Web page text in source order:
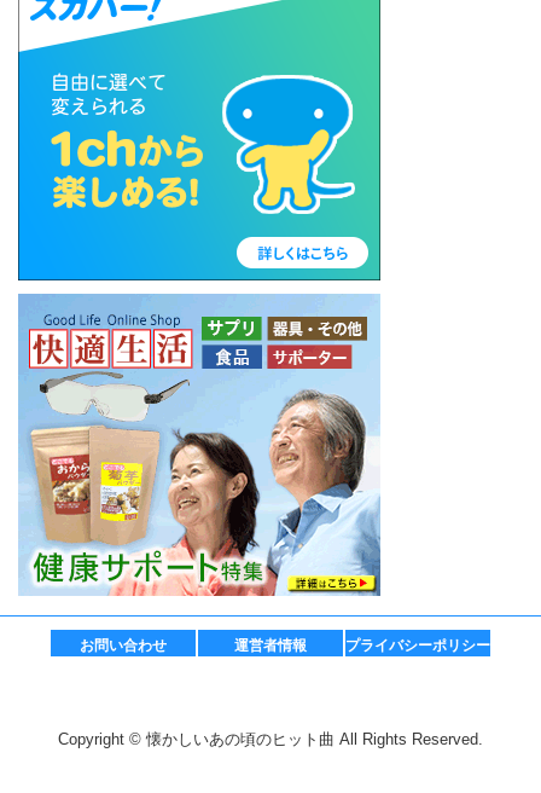
お問い合わせ 運営者情報 プライバシーポリシー
Copyright © 懐かしいあの頃のヒット曲 All Rights Reserved.